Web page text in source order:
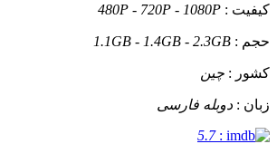
کيفيت : 480P - 720P - 1080P
حجم : 1.1GB - 1.4GB - 2.3GB
کشور : چین
زبان : دوبله فارسی
:
5.7